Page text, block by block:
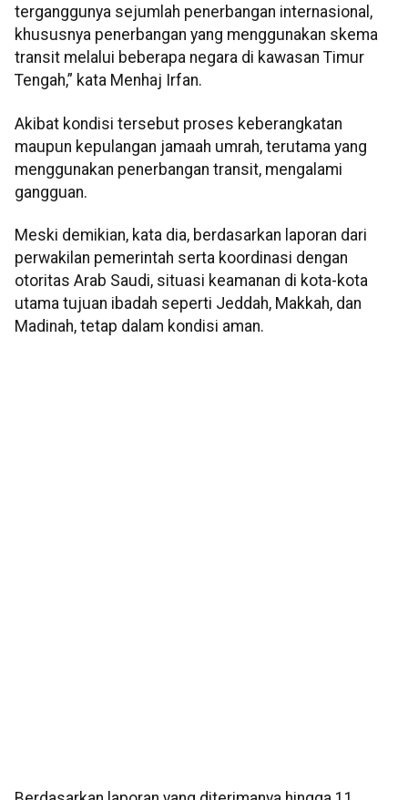
terganggunya sejumlah penerbangan internasional,
khususnya penerbangan yang menggunakan skema
transit melalui beberapa negara di kawasan Timur
Tengah,” kata Menhaj Irfan.
Akibat kondisi tersebut proses keberangkatan
maupun kepulangan jamaah umrah, terutama yang
menggunakan penerbangan transit, mengalami
gangguan.
Meski demikian, kata dia, berdasarkan laporan dari
perwakilan pemerintah serta koordinasi dengan
otoritas Arab Saudi, situasi keamanan di kota-kota
utama tujuan ibadah seperti Jeddah, Makkah, dan
Madinah, tetap dalam kondisi aman.